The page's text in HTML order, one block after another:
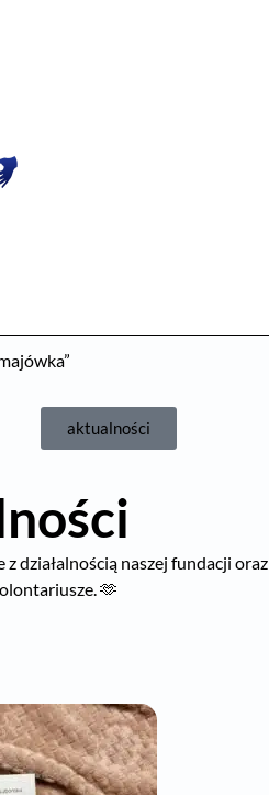
aktualności
działalnością naszej fundacji oraz
🫶